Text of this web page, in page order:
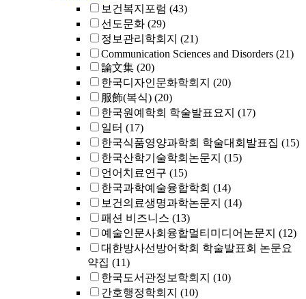
보건복지포럼 (43)
선도문화 (29)
정보관리학회지 (21)
Communication Sciences and Disorders (21)
論文集 (20)
한국디자인문화학회지 (20)
服飾(복식) (20)
한국원예학회 학술발표요지 (17)
일터 (17)
한국식품영양과학회 학술대회발표집 (15)
한국산학기술학회논문지 (15)
언어치료연구 (15)
한국과학예술융합학회 (14)
보건의료생명과학논문지 (14)
패션 비즈니스 (13)
예술인문사회융합멀티미디어논문지 (12)
대한방사선방어학회 학술발표회 논문요
약집 (11)
한국도서관정보학회지 (10)
간호행정학회지 (10)